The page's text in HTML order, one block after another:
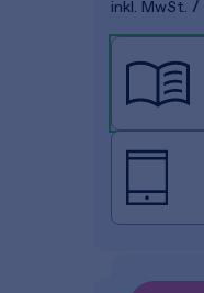
inkl. MwSt.